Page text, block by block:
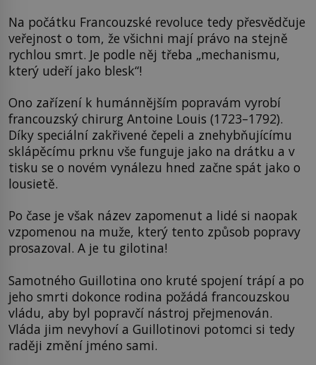
Na počátku Francouzské revoluce tedy přesvědčuje
veřejnost o tom, že všichni mají právo na stejně
rychlou smrt. Je podle něj třeba „mechanismu,
který udeří jako blesk“!
Ono zařízení k humánnějším popravám vyrobí
francouzský chirurg Antoine Louis (1723–1792).
Díky speciální zakřivené čepeli a znehybňujícímu
sklápěcímu prknu vše funguje jako na drátku a v
tisku se o novém vynálezu hned začne spát jako o
lousietě.
Po čase je však název zapomenut a lidé si naopak
vzpomenou na muže, který tento způsob popravy
prosazoval. A je tu gilotina!
Samotného Guillotina ono kruté spojení trápí a po
jeho smrti dokonce rodina požádá francouzskou
vládu, aby byl popravčí nástroj přejmenován.
Vláda jim nevyhoví a Guillotinovi potomci si tedy
raději změní jméno sami.